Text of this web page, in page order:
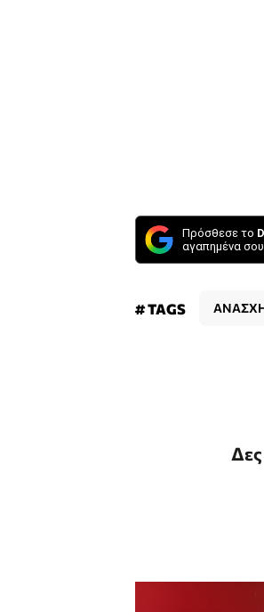
Πρόσθεσε το
αγαπημένα
# TAGS
Δες